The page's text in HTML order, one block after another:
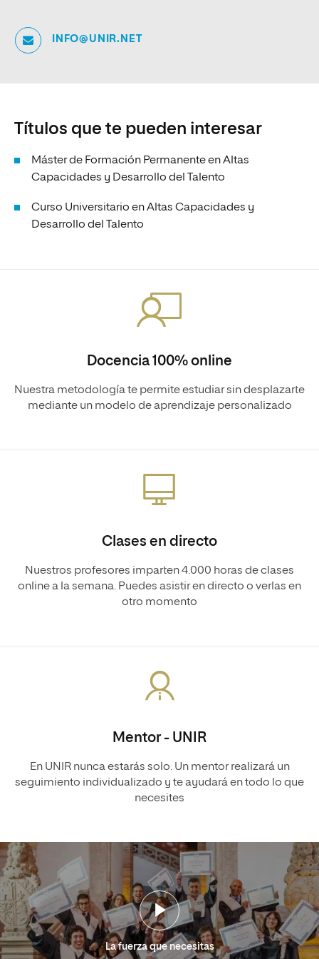
INFO@UNIR.NET
Títulos que te pueden interesar
Máster de Formación Permanente en Altas
Capacidades y Desarrollo del Talento
Curso Universitario en Altas Capacidades y
Desarrollo del Talento
Docencia 100% online
Nuestra metodología te permite estudiar sin desplazarte
mediante un modelo de aprendizaje personalizado
Clases en directo
Nuestros profesores imparten 4.000 horas de clases
online a la semana. Puedes asistir en directo o verlas en
otro momento
Mentor - UNIR
En UNIR nunca estarás solo. Un mentor realizará un
seguimiento individualizado y te ayudará en todo lo que
necesites
La fuerza que necesitas